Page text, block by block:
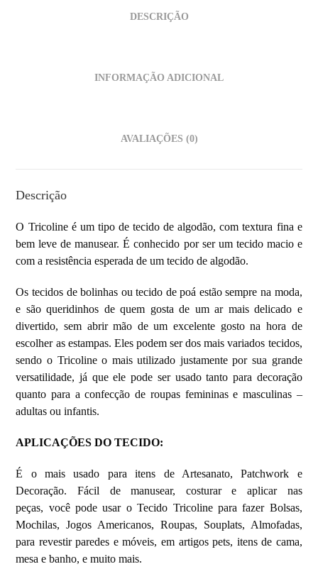
DESCRIÇÃO
INFORMAÇÃO ADICIONAL
AVALIAÇÕES (0)
Descrição
O Tricoline é um tipo de tecido de algodão, com textura fina e
bem leve de manusear. É conhecido por ser um tecido macio e
com a resistência esperada de um tecido de algodão.
Os tecidos de bolinhas ou tecido de poá estão sempre na moda,
e são queridinhos de quem gosta de um ar mais delicado e
divertido, sem abrir mão de um excelente gosto na hora de
escolher as estampas. Eles podem ser dos mais variados tecidos,
sendo o Tricoline o mais utilizado justamente por sua grande
versatilidade, já que ele pode ser usado tanto para decoração
quanto para a confecção de roupas femininas e masculinas –
adultas ou infantis.
APLICAÇÕES DO TECIDO:
É o mais usado para itens de Artesanato, Patchwork e
Decoração. Fácil de manusear, costurar e aplicar nas
peças, você pode usar o Tecido Tricoline para fazer Bolsas,
Mochilas, Jogos Americanos, Roupas, Souplats, Almofadas,
para revestir paredes e móveis, em artigos pets, itens de cama,
mesa e banho, e muito mais.